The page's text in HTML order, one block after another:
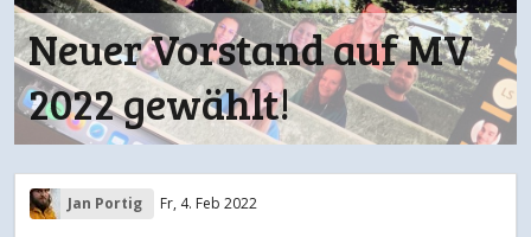
Neuer Vorstand auf MV
2022 gewählt!
Jan Portig Fr, 4. Feb 2022